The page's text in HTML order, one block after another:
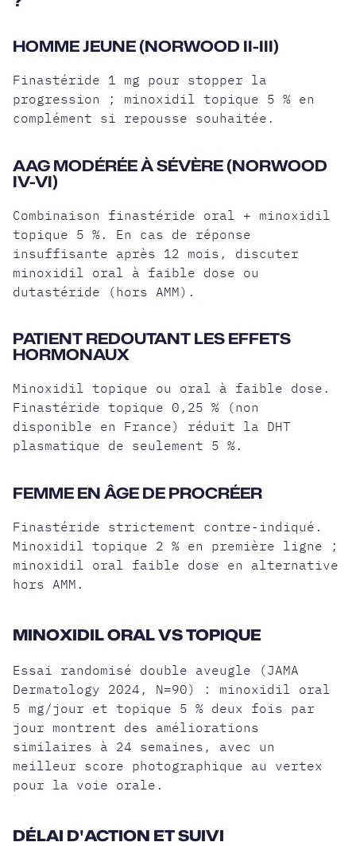
HOMME JEUNE (NORWOOD II-III)
Finastéride 1 mg pour stopper la
progression ; minoxidil topique 5 % en
complément si repousse souhaitée.
AAG MODÉRÉE À SÉVÈRE (NORWOOD
IV-VI)
Combinaison finastéride oral + minoxidil
topique 5 %. En cas de réponse
insuffisante après 12 mois, discuter
minoxidil oral à faible dose ou
dutastéride (hors AMM).
PATIENT REDOUTANT LES EFFETS
HORMONAUX
Minoxidil topique ou oral à faible dose.
Finastéride topique 0,25 % (non
disponible en France) réduit la DHT
plasmatique de seulement 5 %.
FEMME EN ÂGE DE PROCRÉER
Finastéride strictement contre-indiqué.
Minoxidil topique 2 % en première ligne ;
minoxidil oral faible dose en alternative
hors AMM.
MINOXIDIL ORAL VS TOPIQUE
Essai randomisé double aveugle (JAMA
Dermatology 2024, N=90) : minoxidil oral
5 mg/jour et topique 5 % deux fois par
jour montrent des améliorations
similaires à 24 semaines, avec un
meilleur score photographique au vertex
pour la voie orale.
DÉLAI D'ACTION ET SUIVI